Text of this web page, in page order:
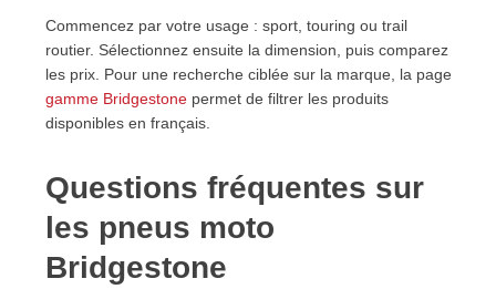
Commencez par votre usage : sport, touring ou trail
routier. Sélectionnez ensuite la dimension, puis comparez
les prix. Pour une recherche ciblée sur la marque, la page
gamme Bridgestonepermet de filtrer les produits
disponibles en français.
Questions fréquentes sur
les pneus moto
Bridgestone